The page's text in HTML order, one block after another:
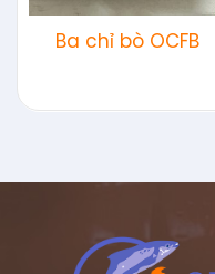
Ba chỉ bò OCFB